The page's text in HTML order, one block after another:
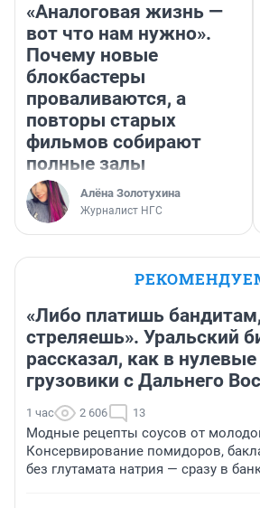
«Аналоговая жизнь —
вот что нам нужно».
Почему новые
блокбастеры
проваливаются, а
повторы старых
фильмов собирают
полные залы
Алёна Золотухина
Журналист НГС
«Либо платишь
стреляешь». Уральский
рассказал, как в
грузовики с Дальнего
1 час 2 606 13
Модные рецепты соусов от
Консервирование помидоров,
без глутамата натрия — сразу в